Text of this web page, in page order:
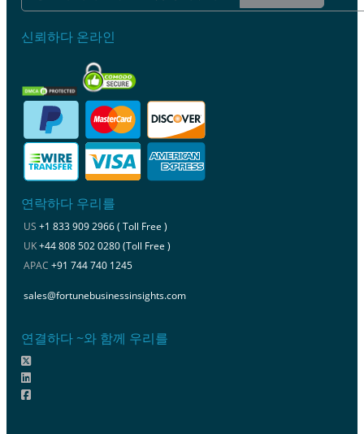
신뢰하다 온라인
연락하다 우리를
US +1 833 909 2966 ( Toll Free )
UK+44 808 502 0280 (Toll Free )
APAC +91 744 740 1245
sales@fortunebusinessinsights.com
연결하다 ~와 함께 우리를